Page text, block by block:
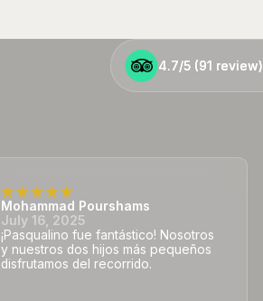
4.7/5 (91 review)
4.7/5 (91 review)
Mohammad Pourshams
July 16, 2025
¡Pasqualino fue fantástico! Nosotros
y nuestros dos hijos más pequeños
disfrutamos del recorrido.